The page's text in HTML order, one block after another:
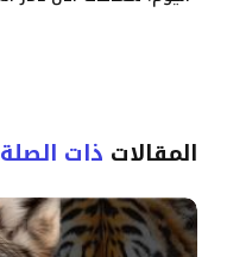
المقالات ذات الصلة